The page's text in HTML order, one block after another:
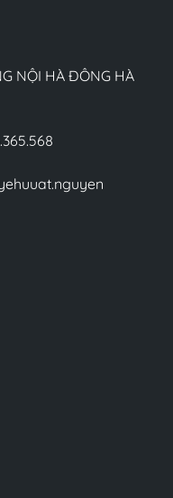
NỘI HÀ ĐÔNG HÀ